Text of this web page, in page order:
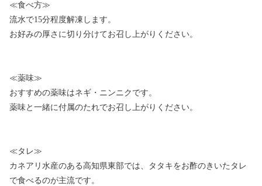
≪食べ方≫
流水で15分程度解凍します。
お好みの厚さに切り分けてお召し上がりください。
≪薬味≫
おすすめの薬味はネギ・ニンニクです。
薬味と一緒に付属のたれでお召し上がりください。
≪タレ≫
カネアリ水産のある高知県東部では、タタキをお酢のきいたタレ
で食べるのが主流です。